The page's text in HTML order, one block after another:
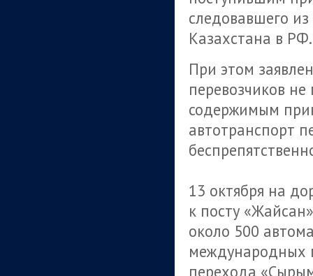
следовавшего
Казахстана в РФ.
При этом
перевозчиков
содержимым
автотранспорт
13 октября на
к посту
около 500
международных
перехода